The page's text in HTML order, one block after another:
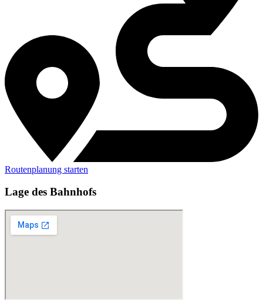
Routenplanung starten
Lage des Bahnhofs